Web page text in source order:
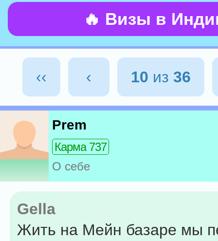
🔥 Визы в
‹‹ ‹ 10 из 36
Prem
Карма 737
О себе
Gella
Жить на Мейн базаре мы